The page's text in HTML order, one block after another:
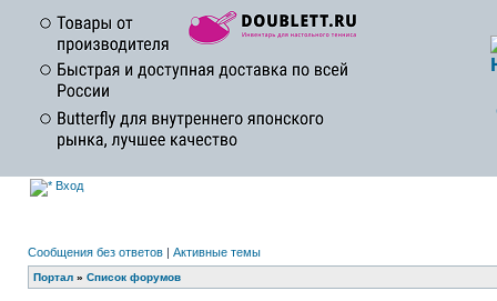
Вход
Сообщения без ответов | Активные темы
Портал » Список форумов